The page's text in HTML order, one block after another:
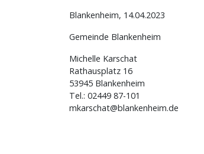
Blankenheim, 14.04.2023
Gemeinde Blankenheim
Michelle Karschat
Rathausplatz 16
53945 Blankenheim
Tel.: 02449 87-101
mkarschat@blankenheim.de